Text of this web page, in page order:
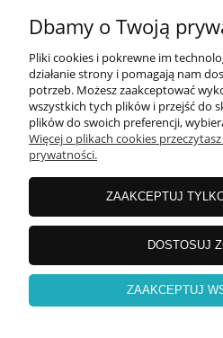
Zawartość
opakowania
O NAS
Dbamy o Twoją
Pliki cookies i pokrewne im
działanie strony i pomagają nam
potrzeb. Możesz zaakceptować
wszystkich tych plików i przejść do
plików do swoich preferencji,
Więcej o plikach cookies
prywatności.
ZAAKCEPTUJ
DOSTOSUJ
ZAAKCEPTUJ